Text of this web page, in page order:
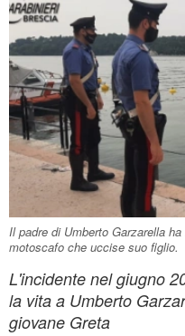
Il padre di Umberto Garzarella
motoscafo che uccise suo figlio.
L'incidente nel giugno
la vita a Umberto
giovane Greta